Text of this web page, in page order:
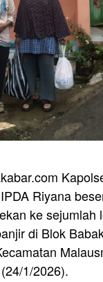
Riyana
ke sejumlah
di Blok
1/2026).